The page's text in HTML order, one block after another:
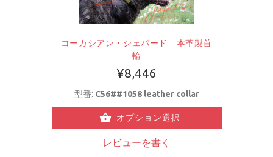
コーカシアン・シェパード 本革製首
輪
¥8,446
型番: C56##1058 leather collar
オプション選択
レビューを書く